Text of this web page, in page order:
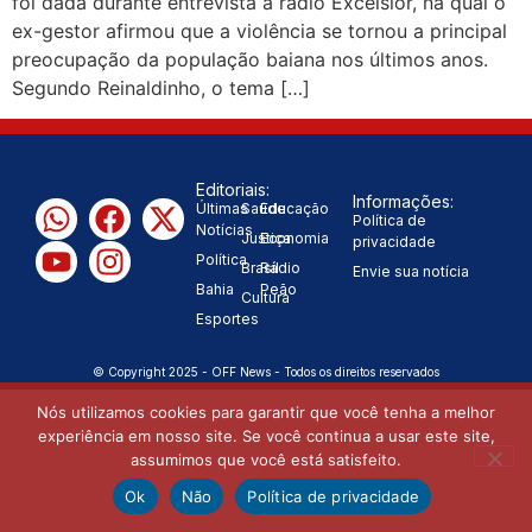
“Tomamos a decisão de
caminhar com Flávio Bolsonaro”, diz
Junior Marabá | Leandro de
Jesus discorda de Zema sobre fim
do Bolsa Família: “Precisamos dar
condições para as pessoas
ex-gestor afirmou que a violência se tornou a principal
preocupação da população baiana nos últimos anos.
Segundo Reinaldinho, o tema […]
Editoriais:
Últimas
Notícias
Política
Bahia
Esportes
Saúde
Justiça
Brasil
Cultura
Educação
Economia
Rádio
Peão
Informações:
Política de
privacidade
Envie sua notícia
© Copyright 2025 - OFF News - Todos os direitos reservados
Nós utilizamos cookies para garantir que você tenha a melhor
experiência em nosso site. Se você continua a usar este site,
assumimos que você está satisfeito.
Ok
Não Política de privacidade